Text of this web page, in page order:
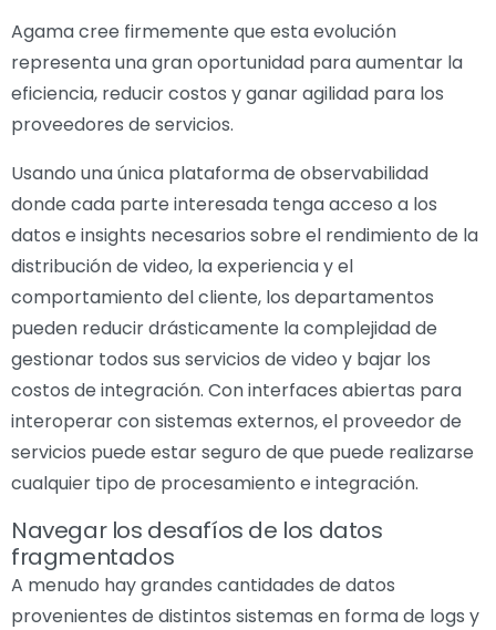
Agama cree firmemente que esta evolución
representa una gran oportunidad para aumentar la
eficiencia, reducir costos y ganar agilidad para los
proveedores de servicios.
Usando una única plataforma de observabilidad
donde cada parte interesada tenga acceso a los
datos e insights necesarios sobre el rendimiento de la
distribución de video, la experiencia y el
comportamiento del cliente, los departamentos
pueden reducir drásticamente la complejidad de
gestionar todos sus servicios de video y bajar los
costos de integración. Con interfaces abiertas para
interoperar con sistemas externos, el proveedor de
servicios puede estar seguro de que puede realizarse
cualquier tipo de procesamiento e integración.
Navegar los desafíos de los datos
fragmentados
A menudo hay grandes cantidades de datos
provenientes de distintos sistemas en forma de logs y